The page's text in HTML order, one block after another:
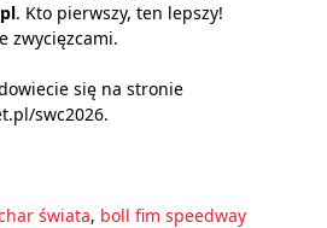
. Kto pierwszy, ten lepszy!
zwycięzcami.
się na stronie
swc2026.
świata, boll fim speedway